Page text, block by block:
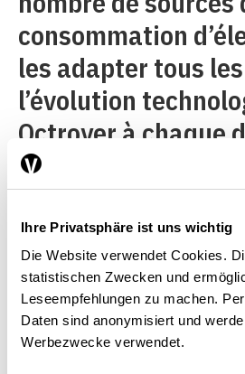
Ihre Privatsphäre ist uns wichtig
Die Website verwendet Cookies.
statistischen Zwecken und
Leseempfehlungen zu machen.
Daten sind anonymisiert und
Werbezwecke verwendet.
consommation
les adapter tous
l’évolution
Octroyer à chaque
d’un appareil
médiocre un bon
de le remplacer par
classe A à prix
Interdire les
résistance